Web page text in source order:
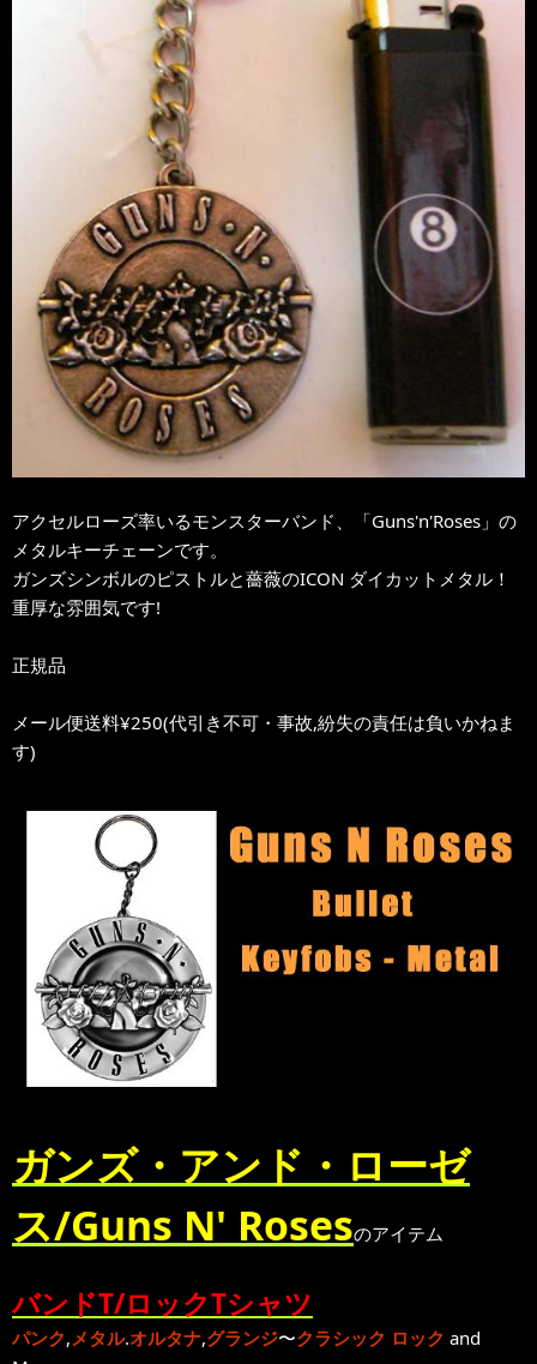
アクセルローズ率いるモンスターバンド、「Guns'n'Roses」の
メタルキーチェーンです。
ガンズシンボルのピストルと薔薇のICON ダイカットメタル！
重厚な雰囲気です!
正規品
メール便送料¥250(代引き不可・事故,紛失の責任は負いかねま
す)
ガンズ・アンド・ローゼ
ス/Guns N' Rosesのアイテム
バンドT/ロックTシャツ
パンク,メタル.オルタナ,グランジ〜クラシック ロック and